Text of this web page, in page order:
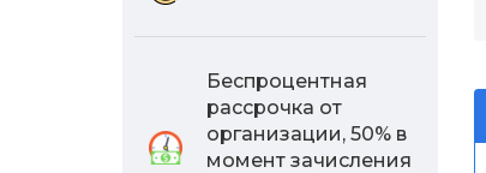
Беспроцентная
рассрочка от
организации, 50% в
момент зачисления